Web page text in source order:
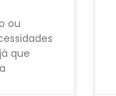
ou
que